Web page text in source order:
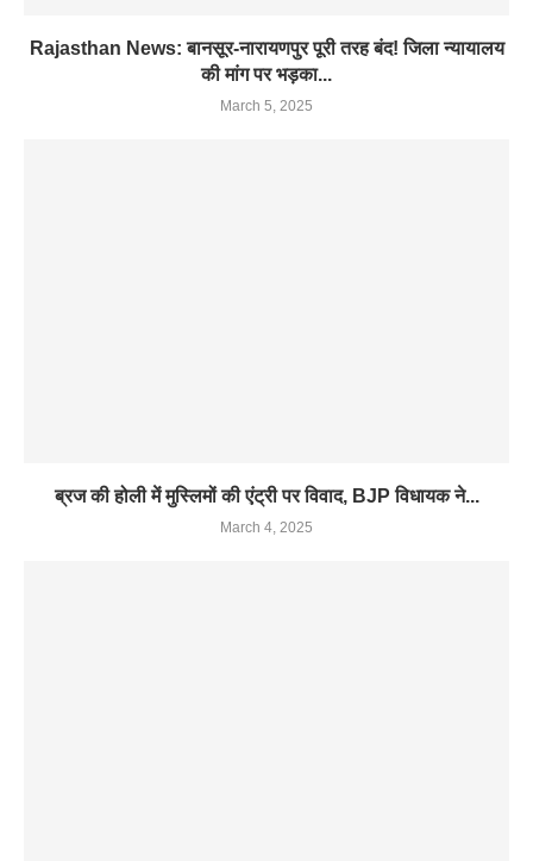
Rajasthan News: बानसूर-नारायणपुर पूरी तरह बंद! जिला न्यायालय
की मांग पर भड़का...
March 5, 2025
ब्रज की होली में मुस्लिमों की एंट्री पर विवाद, BJP विधायक ने...
March 4, 2025